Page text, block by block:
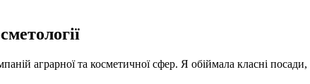
аграрної та косметичної сфер. Я обіймала класні посади,